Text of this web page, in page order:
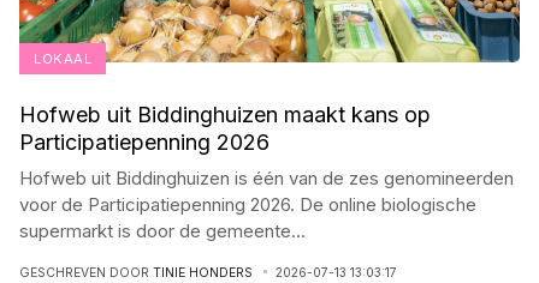
LOKAAL
Hofweb uit Biddinghuizen maakt kans op
Participatiepenning 2026
Hofweb uit Biddinghuizen is één van de zes genomineerden
voor de Participatiepenning 2026. De online biologische
supermarkt is door de gemeente...
GESCHREVEN DOOR TINIE HONDERS 2026-07-13 13:03:17